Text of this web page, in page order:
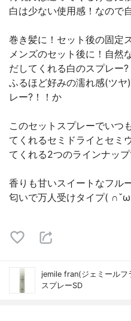
白は少ない使用感！なので
巻き髪に！セット後の固定
メンズのセット後に！自然
だしてくれる白のスプレー?
ふるほど好みの濡れ感(ツ
レー?！！か
このセットスプレーでいつ
てくれるセミドライとセミ
てくれる2つのラインナッ
香りも甘いスイートなフル
匂いで万人受けタイプ(
jemile fran(ジェミールフ
スプレーSD